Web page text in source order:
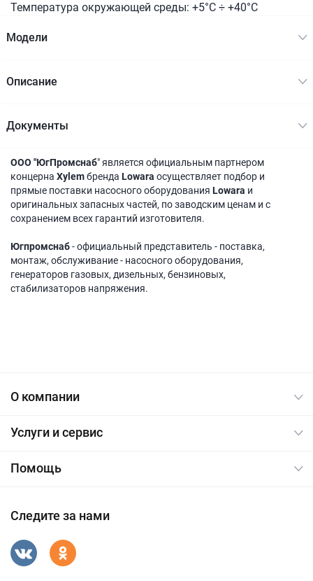
Температура окружающей среды: +5°C ÷ +40°C
Модели
Описание
Документы
ООО "ЮгПромснаб" является официальным партнером
концерна Xylemбренда Lowara осуществляет подбор и
прямые поставки насосного оборудования Lowara и
оригинальных запасных частей, по заводским ценам и с
сохранением всех гарантий изготовителя.
Югпромснаб- официальный представитель - поставка,
монтаж, обслуживание - насосного оборудования,
генераторов газовых, дизельных, бензиновых,
стабилизаторов напряжения.
О компании
Услуги и сервис
Помощь
Следите за нами